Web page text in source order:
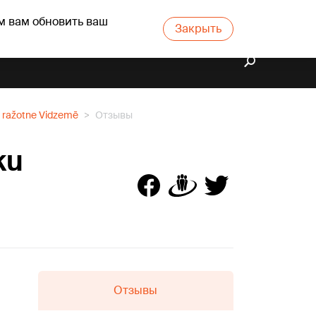
вам обновить ваш Закрыть
ražotne Vidzemē Отзывы
Отзывы